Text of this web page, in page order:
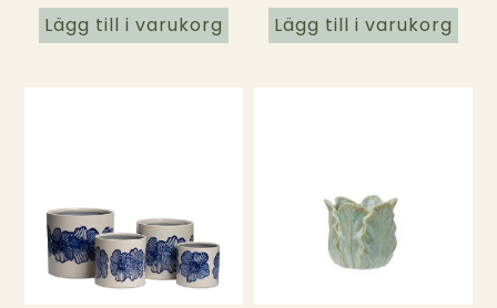
Lägg till i varukorg Lägg till i varukorg